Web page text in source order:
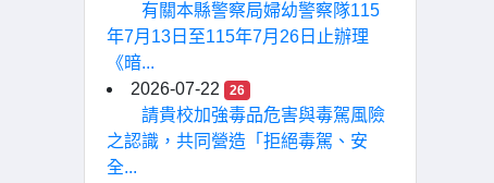
有關本縣警察局婦幼警察隊115
年7月13日至115年7月26日止辦理
《暗...
2026-07-22
26
請貴校加強毒品危害與毒駕風險
之認識，共同營造「拒絕毒駕、安
全...